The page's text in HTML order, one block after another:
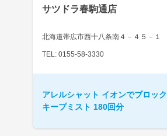
サツドラ春駒通店
北海道帯広市西十八条南４－４５－１
TEL: 0155-58-3330
アレルシャット イオンでブロッ
キープミスト 180回分